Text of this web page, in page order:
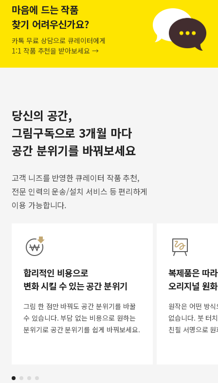
마음에 드는 작품
찾기 어려우신가요?
카톡 무료 상담으로 큐레이터에게
1:1 작품 추천을 받아보세요 →
당신의 공간,
그림구독으로 3개월 마다
공간 분위기를 바꿔보세요
고객 니즈를 반영한 큐레이터 작품 추천,
전문 인력의 운송/설치 서비스 등 편리하게
이용 가능합니다.
합리적인 비용으로
변화 시킬 수 있는 공간 분위기
그림 한 점만 바꿔도 공간 분위기를 바꿀
수 있습니다. 부담 없는 비용으로 원하는
분위기로 공간 분위기를 쉽게 바꿔보세요.
복제품은 따
오리지널 원
원작은 어떤 방
없습니다. 붓 터
친필 서명으로